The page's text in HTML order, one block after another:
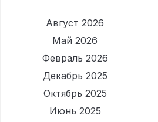
Август 2026
Май 2026
Февраль 2026
Декабрь 2025
Октябрь 2025
Июнь 2025